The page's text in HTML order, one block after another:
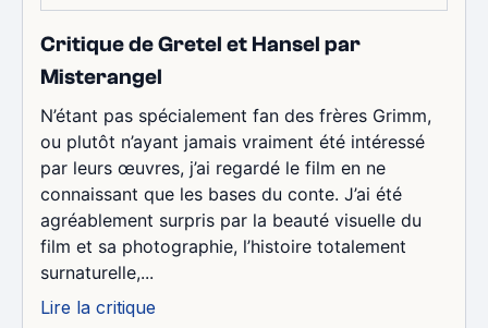
Critique de Gretel et Hansel par
Misterangel
N’étant pas spécialement fan des frères Grimm,
ou plutôt n’ayant jamais vraiment été intéressé
par leurs œuvres, j’ai regardé le film en ne
connaissant que les bases du conte. J’ai été
agréablement surpris par la beauté visuelle du
film et sa photographie, l’histoire totalement
surnaturelle,...
Lire la critique